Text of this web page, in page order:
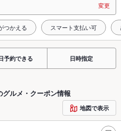
変更
つかえる スマート支払い可
予約できる 日時指定
ルメ・クーポン情報
地図で表示